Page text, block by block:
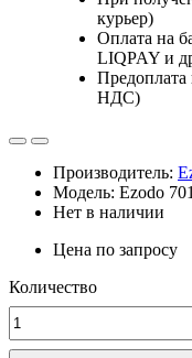
курьер)
Оплата на
LIQPAY и
НДС)
Производитель:
Модель: Ezodo
Нет в наличии
Цена по запросу
Количество